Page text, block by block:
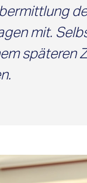
mit.
späteren